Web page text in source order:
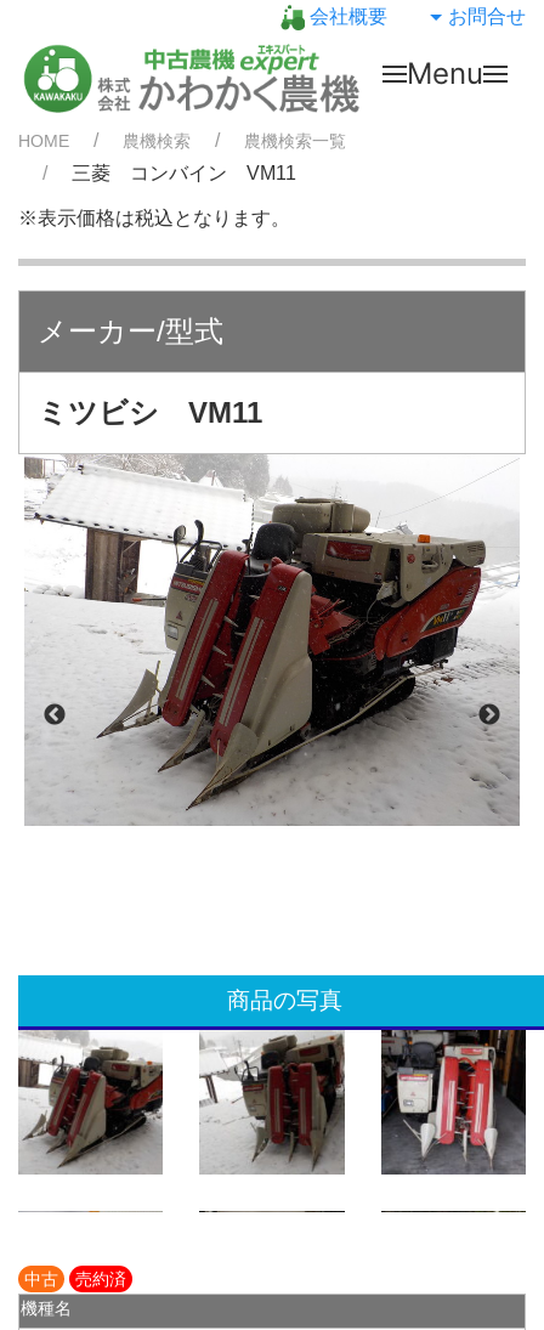
会社概要 お問合せ
Menu
HOME 農機検索 農機検索一覧
三菱 コンバイン VM11
※表示価格は税込となります。
メーカー/型式
ミツビシ VM11
商品の写真
中古
売約済
機種名